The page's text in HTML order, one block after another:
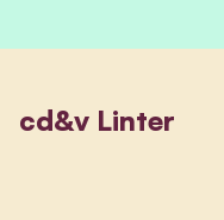
cd&v Linter